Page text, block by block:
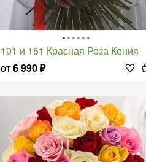
101 и 151 Красная Роза Кения
от6 990₽